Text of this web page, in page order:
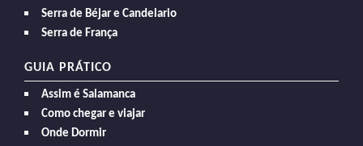
Serra de Béjar e Candelario
Serra de França
GUIA PRÁTICO
Assim é Salamanca
Como chegar e viajar
Onde Dormir